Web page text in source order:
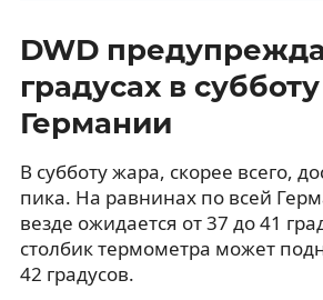
DWD
градусах в
Германии
В субботу жара, скорее всего,
пика. На равнинах по всей
везде ожидается от 37 до 41
столбик термометра может
42 градусов.